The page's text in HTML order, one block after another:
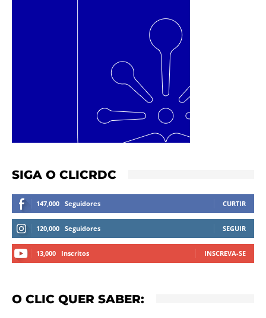
SIGA O CLICRDC
147,000 Seguidores CURTIR
120,000 Seguidores SEGUIR
13,000 Inscritos INSCREVA-SE
O CLIC QUER SABER: